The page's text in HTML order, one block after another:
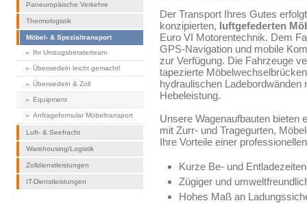
Paneuropäische Verkehre
Thermologistik
Möbel- & Spezialtransport
Ihr Umzugsberaterteam
Übersiedeln leicht gemacht!
Übersiedeln & Zoll
Equipment
Anfrageformular Möbeltransport
Luft- & Seefracht
Warehousing/Logistik
Zolldienstleistungen
IT-Dienstleistungen
Der Transport Ihres Gutes
konzipierten, luftgefederten
Euro VI Motorentechnik. Dem
GPS-Navigation und mobile
zur Verfügung. Die Fahrzeuge
tapezierte
hydraulischen Ladebordwänden
Hebeleistung.
Unsere Wagenaufbauten bieten
mit Zurr- und Tragegurten,
Ihre Vorteile einer
Kurze Be- und Entladezeiten
Zügiger und
Hohes Maß an